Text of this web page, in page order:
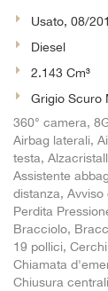
Usato, 08/
Diesel
2.143 Cm³
Grigio Scuro
360° camera,
Airbag laterali,
testa,
Assistente
distanza,
Perdita
Bracciolo,
19 pollici,
Chiamata
Chiusura
Salva
le